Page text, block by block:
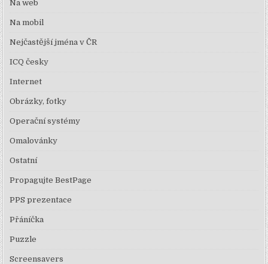
Na web
Na mobil
Nejčastější jména v ČR
ICQ česky
Internet
Obrázky, fotky
Operační systémy
Omalovánky
Ostatní
Propagujte BestPage
PPS prezentace
Přáníčka
Puzzle
Screensavers